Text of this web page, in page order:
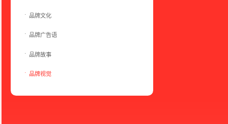
品牌文化
品牌广告语
品牌故事
品牌视觉